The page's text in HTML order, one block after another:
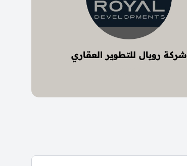
شركة رويال للتطوير العقاري